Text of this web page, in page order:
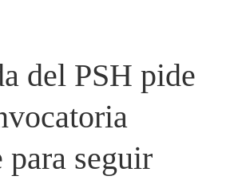
del PSH pide
para seguir